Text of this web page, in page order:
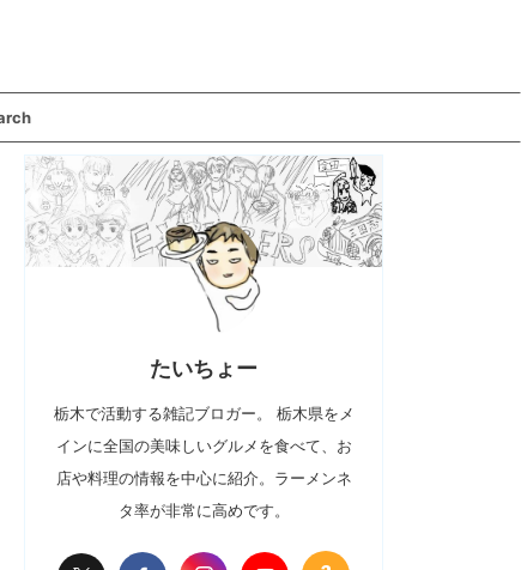
たいちょー
栃木で活動する雑記ブロガー。 栃木県をメ
インに全国の美味しいグルメを食べて、お
店や料理の情報を中心に紹介。ラーメンネ
タ率が非常に高めです。